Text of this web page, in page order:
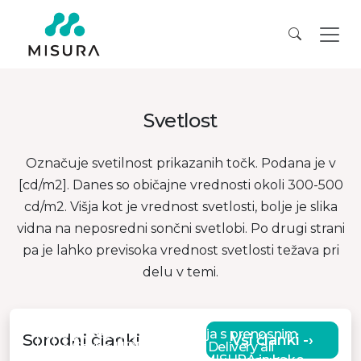
Svetlost
Označuje svetilnost prikazanih točk. Podana je v
[cd/m2]. Danes so običajne vrednosti okoli 300-500
cd/m2. Višja kot je vrednost svetlosti, bolje je slika
vidna na neposredni sončni svetlobi. Po drugi strani
pa je lahko previsoka vrednost svetlosti težava pri
delu v temi.
Sorodni članki Vsi članki -›
Kako povezati dva monitorja s prenosnim
računalnikom
Kaj je Gsync, HDR ali Power Delivery ali